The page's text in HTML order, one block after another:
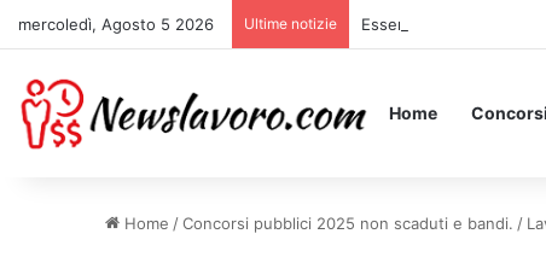
mercoledì, Agosto 5 2026 Ultime notizie Essere Pagati per Stare
Home
Home /Concorsi pubblici 2025 non scaduti e bandi. /